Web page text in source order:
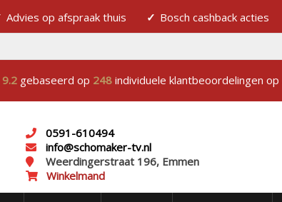
Advies op afspraak thuis Bosch cashback acties
9.2 gebaseerd op 248 individuele klantbeoordelingen op
0591-610494
info@schomaker-tv.nl
Weerdingerstraat 196, Emmen
Winkelmand